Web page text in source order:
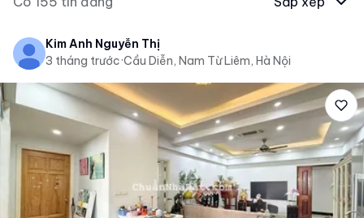
Kim Anh Nguyễn Thị
3 tháng trước·Cầu Diễn, Nam Từ Liêm, Hà Nội